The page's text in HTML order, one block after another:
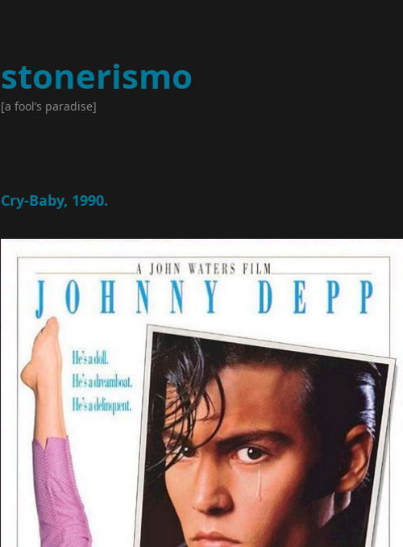
stonerismo
[a fool’s paradise]
Cry-Baby, 1990.